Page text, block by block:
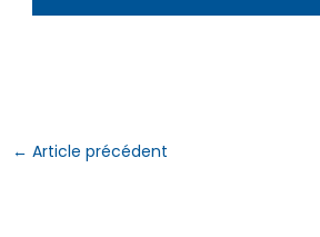
← Article précédent